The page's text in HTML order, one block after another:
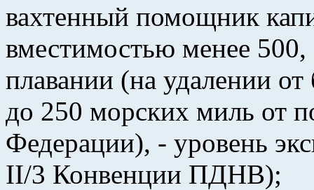
вахтенный помощник
вместимостью менее
плавании (на удалении
до 250 морских миль от
Федерации), - уровень
II/3 Конвенции ПДНВ);